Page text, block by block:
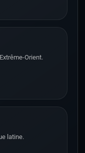
Orient.
latine.